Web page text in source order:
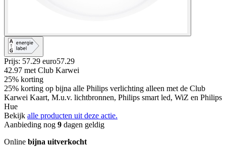
Prijs: 57.29 euro57.29
42.97 met Club Karwei
25% korting
25% korting op bijna alle Philips verlichting alleen met de Club
Karwei Kaart, M.u.v. lichtbronnen, Philips smart led, WiZ en Philips
Hue
Bekijk alle producten uit deze actie.
Aanbieding nog 9 dagen geldig
Online bijna uitverkocht